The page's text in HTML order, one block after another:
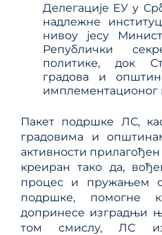
Делегације ЕУ у
надлежне
нивоу јесу
Републички
политике, док
градова и
имплементационог
Пакет подршке ЛС,
градовима и
активности
креиран тако да,
процес и пружањем
подршке, помогне
допринесе изградњи
том смислу, ЛС